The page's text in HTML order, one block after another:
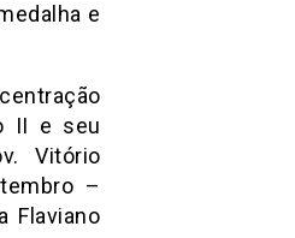
e
II e seu
Vitório
–
Flaviano